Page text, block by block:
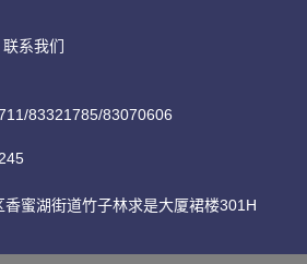
联系我们
83321785/83070606
蜜湖街道竹子林求是大厦裙楼301H